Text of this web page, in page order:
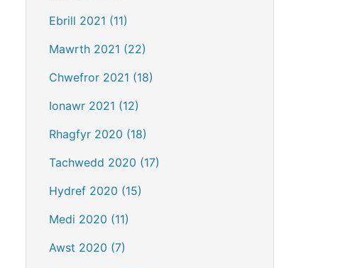
Ebrill 2021 (11)
Mawrth 2021 (22)
Chwefror 2021 (18)
Ionawr 2021 (12)
Rhagfyr 2020 (18)
Tachwedd 2020 (17)
Hydref 2020 (15)
Medi 2020 (11)
Awst 2020 (7)